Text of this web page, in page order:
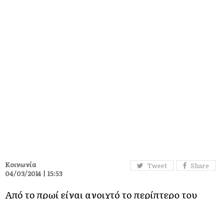
Tweet Share
Κοινωνία
04/03/2014 | 15:53
Από το πρωί είναι ανοιχτό το περίπτερο του